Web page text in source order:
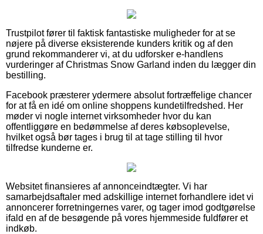
Trustpilot fører til faktisk fantastiske muligheder for at se
nøjere på diverse eksisterende kunders kritik og af den
grund rekommanderer vi, at du udforsker e-handlens
vurderinger af Christmas Snow Garland inden du lægger din
bestilling.
Facebook præsterer ydermere absolut fortræffelige chancer
for at få en idé om online shoppens kundetilfredshed. Her
møder vi nogle internet virksomheder hvor du kan
offentliggøre en bedømmelse af deres købsoplevelse,
hvilket også bør tages i brug til at tage stilling til hvor
tilfredse kunderne er.
Websitet finansieres af annonceindtægter. Vi har
samarbejdsaftaler med adskillige internet forhandlere idet vi
annoncerer forretningernes varer, og tager imod godtgørelse
ifald en af de besøgende på vores hjemmeside fuldfører et
indkøb.